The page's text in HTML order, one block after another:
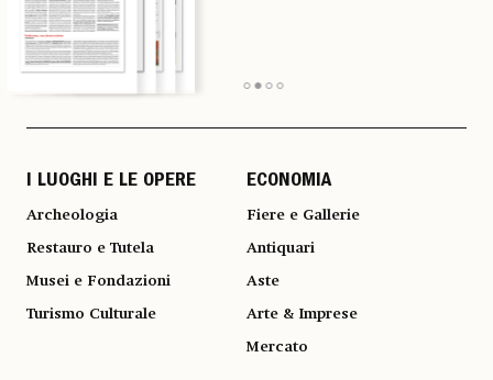
I LUOGHI E LE OPERE
Archeologia
Restauro e Tutela
Musei e Fondazioni
Turismo Culturale
ECONOMIA
Fiere e Gallerie
Antiquari
Aste
Arte & Imprese
Mercato